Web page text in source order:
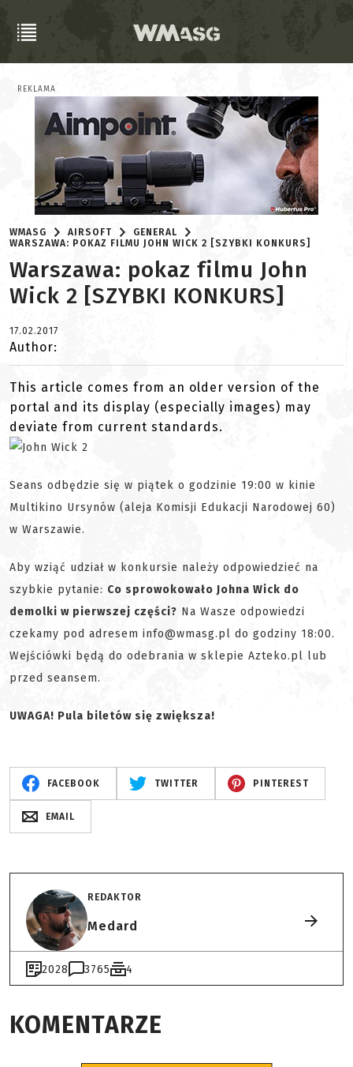
REKLAMA
WMASG AIRSOFT
GENERAL
WARSZAWA: POKAZ FILMU JOHN WICK 2 [SZYBKI KONKURS]
Warszawa: pokaz filmu John
Wick 2 [SZYBKI KONKURS]
17.02.2017
Author:
This article comes from an older version of the
portal and its display (especially images) may
deviate from current standards.
Seans odbędzie się w piątek o godzinie 19:00 w kinie
Multikino Ursynów (aleja Komisji Edukacji Narodowej 60)
w Warszawie.
Aby wziąć udział w konkursie należy odpowiedzieć na
szybkie pytanie: Co sprowokowało Johna Wick do
demolki w pierwszej części? Na Wasze odpowiedzi
czekamy pod adresem info@wmasg.pl do godziny 18:00.
Wejściówki będą do odebrania w sklepie Azteko.pl lub
przed seansem.
UWAGA! Pula biletów się zwiększa!
FACEBOOK TWITTER PINTEREST
EMAIL
REDAKTOR
Medard
2028 3765 4
KOMENTARZE